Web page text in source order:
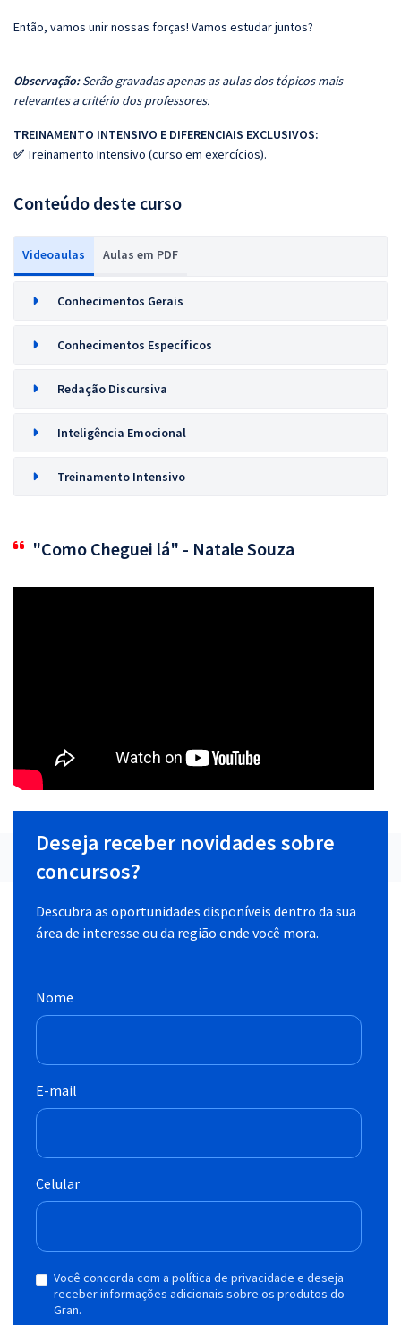
Então, vamos unir nossas forças! Vamos estudar juntos?
Observação:Serão gravadas apenas as aulas dos tópicos mais
relevantes a critério dos professores.
TREINAMENTO INTENSIVO E DIFERENCIAIS EXCLUSIVOS:
✅Treinamento Intensivo (curso em exercícios).
Conteúdo deste curso
Videoaulas Aulas em PDF
Conhecimentos Gerais
Conhecimentos Específicos
Redação Discursiva
Inteligência Emocional
Treinamento Intensivo
"Como Cheguei lá" - Natale Souza
Deseja receber novidades sobre
concursos?
Descubra as oportunidades disponíveis dentro da sua
área de interesse ou da região onde você mora.
Nome
E-mail
Celular
Você concorda com a política de privacidade e deseja
receber informações adicionais sobre os produtos do
Gran.